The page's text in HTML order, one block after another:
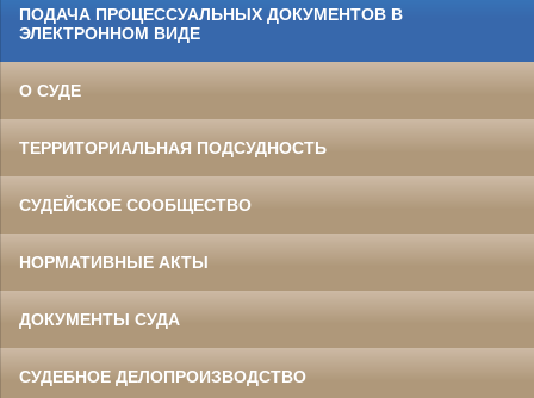
ПОДАЧА ПРОЦЕССУАЛЬНЫХ ДОКУМЕНТОВ В
ЭЛЕКТРОННОМ ВИДЕ
О СУДЕ
ТЕРРИТОРИАЛЬНАЯ ПОДСУДНОСТЬ
СУДЕЙСКОЕ СООБЩЕСТВО
НОРМАТИВНЫЕ АКТЫ
ДОКУМЕНТЫ СУДА
СУДЕБНОЕ ДЕЛОПРОИЗВОДСТВО